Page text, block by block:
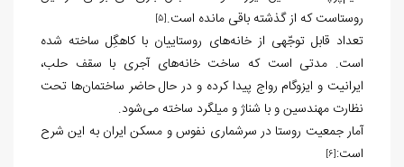
روستاست که از گذشته باقی مانده است.[5]
تعداد قابل توجّهی از خانه‌های روستاییان با کاهگِل ساخته شده
است. مدتی است که ساخت خانه‌های آجری با سقف حلب،
ایرانیت و ایزوگام رواج پیدا کرده و در حال حاضر ساختمان‌ها تحت
نظارت مهندسین و با شناژ و میلگرد ساخته می‌شود.
آمار جمعیت روستا در سرشماری نفوس و مسکن ایران به این شرح
است:[6]